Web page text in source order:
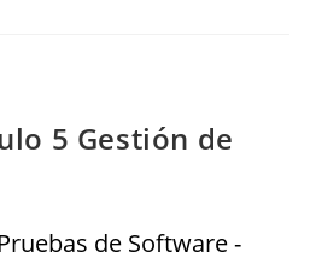
5 Gestión de
de Software -